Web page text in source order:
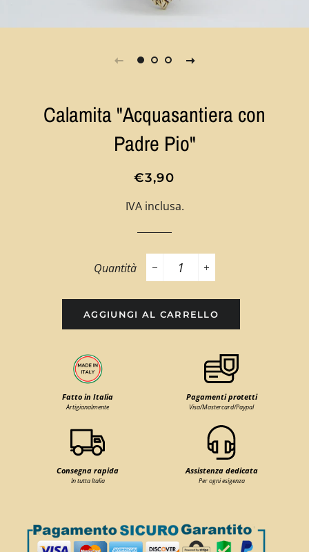
Calamita "Acquasantiera con
Padre Pio"
Prezzo
listino
Prezzo
€3,90
IVA inclusa.
Quantità
−
+
AGGIUNGI AL CARRELLO
Fatto in Italia
Artigianalmente
Pagamenti protetti
Visa/Mastercard/Paypal
Consegna rapida
In tutta Italia
Assistenza dedicata
Per ogni esigenza